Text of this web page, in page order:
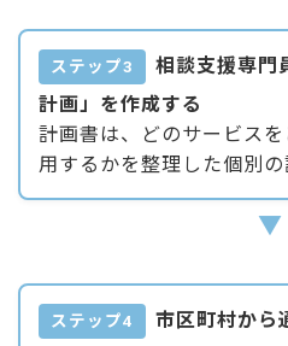
ステップ3
相談支援専門
計画」を作成する
計画書は、どのサービス
用するかを整理した個別の
▼
ステップ4
市区町村から